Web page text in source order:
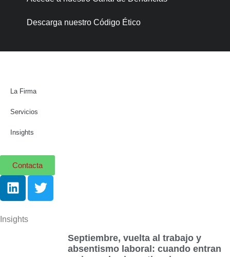
Descarga nuestro Código Ético
La Firma
Servicios
Insights
Contacta
Insights
Septiembre, vuelta al trabajo y
absentismo laboral: cuando entran